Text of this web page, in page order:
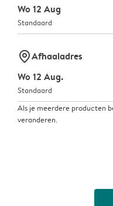
Wo 12 Aug
Standaard
marker-pinAfhaaladres
Wo 12 Aug.
Standaard
Als je meerdere producten
veranderen.